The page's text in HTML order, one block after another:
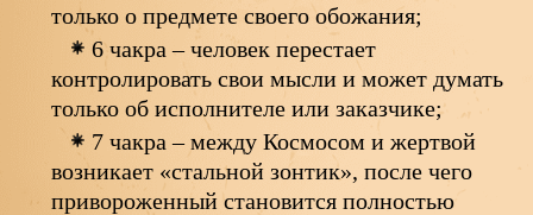
только о предмете своего обожания;
6 чакра – человек перестает
контролировать свои мысли и может думать
только об исполнителе или заказчике;
7 чакра – между Космосом и жертвой
возникает «стальной зонтик», после чего
привороженный становится полностью